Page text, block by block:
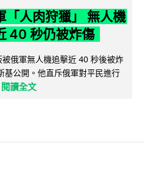
「人肉狩獵」 無人機
40 秒仍被炸傷
俄軍無人機追擊近 40 秒後被炸
基公開。他直斥俄軍對平民進行
閱讀全文